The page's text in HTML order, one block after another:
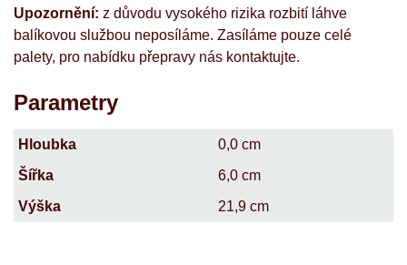
Upozornění: z důvodu vysokého rizika rozbití láhve
balíkovou službou neposíláme. Zasíláme pouze celé
palety, pro nabídku přepravy nás kontaktujte.
Parametry
Hloubka
0,0 cm
Šířka
6,0 cm
Výška
21,9 cm